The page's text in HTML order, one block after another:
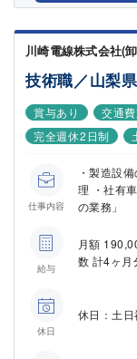
川崎電線株式会社(
技術職／山梨
賞与あり
交通
完全週休2日制
仕事内容
・製造設
理 ・社有
の業務」
給与
月額
数 計4ヶ月
休日
休日：土